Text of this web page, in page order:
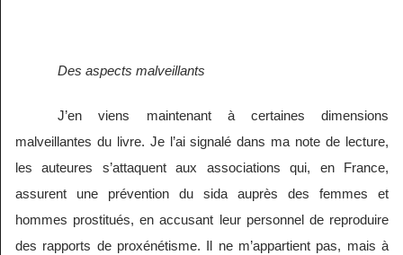
Des aspects malveillants
J’en viens maintenant à certaines dimensions
malveillantes du livre. Je l’ai signalé dans ma note de lecture,
les auteures s’attaquent aux associations qui, en France,
assurent une prévention du sida auprès des femmes et
hommes prostitués, en accusant leur personnel de reproduire
des rapports de proxénétisme. Il ne m’appartient pas, mais à